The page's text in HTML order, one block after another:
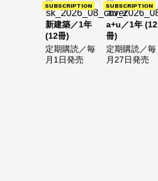
SUBSCRIPTION
新建築／1年
(12冊)
定期購読／毎
月1日発売
SUBSCRIPTION
a+u／1年 (12
冊)
定期購読／毎
月27日発売